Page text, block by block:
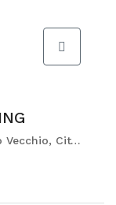
Friuli-Venezia Giulia, 34123, Italia